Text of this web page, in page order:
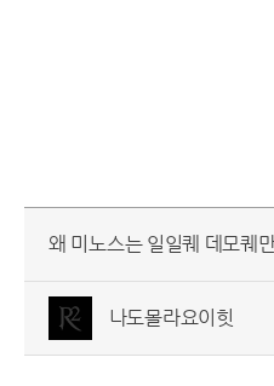
왜 미노스는 일일퀘 데모퀘
나도몰라요이힛